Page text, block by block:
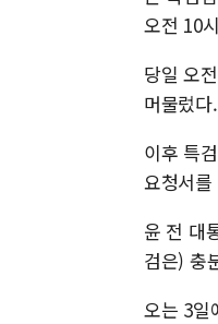
오전 10
당일 오
머물렀
이후 특
요청서
윤 전 대
검은) 충
오는 3일